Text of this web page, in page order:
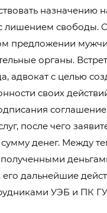
назначению
лишением свободы.
предложении
органы.
адвокат с целью
своих
после чего
денег. Между
его дальнейшие
УЭБ и ПК